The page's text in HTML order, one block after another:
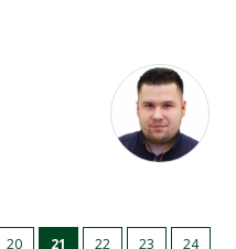
20 21 22 23
24